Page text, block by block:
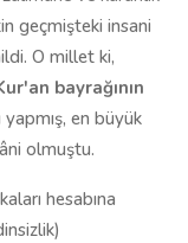
geçmişteki insani
O millet ki,
bayrağının
yapmış, en büyük
olmuştu.
hesabına